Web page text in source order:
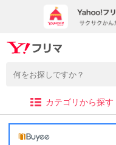
カテゴリから探す